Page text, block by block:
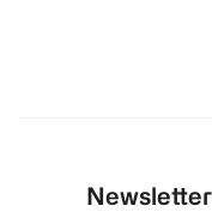
Newsletter